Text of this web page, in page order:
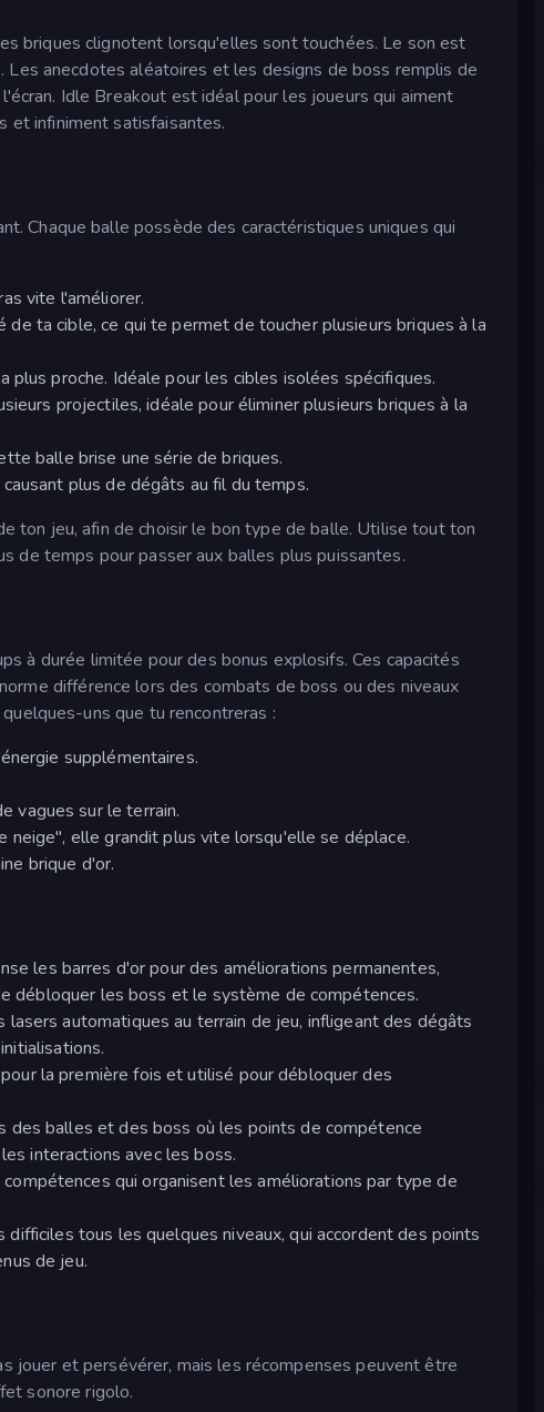
briques clignotent lorsqu'elles sont touchées. Le son est
Les anecdotes aléatoires et les designs de boss remplis de
Idle Breakout est idéal pour les joueurs qui aiment
et infiniment satisfaisantes.
Chaque balle possède des caractéristiques uniques qui
vite l'améliorer.
de ta cible, ce qui te permet de toucher plusieurs briques à la
plus proche. Idéale pour les cibles isolées spécifiques.
projectiles, idéale pour éliminer plusieurs briques à la
balle brise une série de briques.
plus de dégâts au fil du temps.
ton jeu, afin de choisir le bon type de balle. Utilise tout ton
de temps pour passer aux balles plus puissantes.
à durée limitée pour des bonus explosifs. Ces capacités
différence lors des combats de boss ou des niveaux
uns que tu rencontreras :
supplémentaires.
vagues sur le terrain.
neige", elle grandit plus vite lorsqu'elle se déplace.
brique d'or.
les barres d'or pour des améliorations permanentes,
débloquer les boss et le système de compétences.
automatiques au terrain de jeu, infligeant des dégâts
la première fois et utilisé pour débloquer des
des balles et des boss où les points de compétence
interactions avec les boss.
qui organisent les améliorations par type de
tous les quelques niveaux, qui accordent des points
de jeu.
jouer et persévérer, mais les récompenses peuvent être
sonore rigolo.